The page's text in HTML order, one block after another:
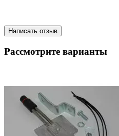
Написать отзыв
Рассмотрите варианты